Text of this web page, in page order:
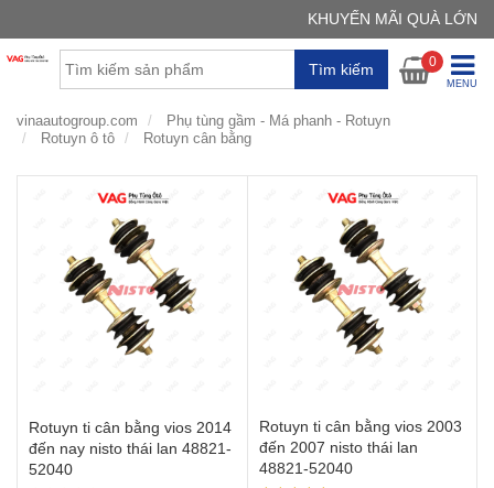
KHUYẾN MÃI QUÀ LỚN
Tìm kiếm
GIỎ
Chưa
0
MENU
vinaautogroup.com
Phụ tùng gầm - Má phanh - Rotuyn
Rotuyn ô tô
Rotuyn cân bằng
Rotuyn ti cân bằng vios 2014
đến nay nisto thái lan 48821-
52040
Rotuyn ti cân bằng vios 2003
đến 2007 nisto thái lan
48821-52040